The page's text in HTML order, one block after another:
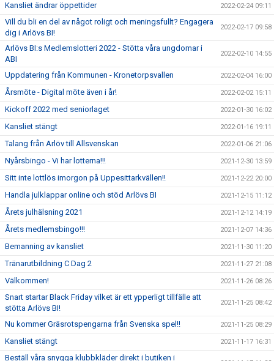
Kansliet ändrar öppettider 2022-02-24 09:11
Vill du bli en del av något roligt och meningsfullt? Engagera
dig i Arlövs BI!
2022-02-17 09:58
Arlövs BI:s Medlemslotteri 2022 - Stötta våra ungdomar i
ABI
2022-02-10 14:55
Uppdatering från Kommunen - Kronetorpsvallen 2022-02-04 16:00
Årsmöte - Digital möte även i år! 2022-02-02 15:11
Kickoff 2022 med seniorlaget 2022-01-30 16:02
Kansliet stängt 2022-01-16 19:11
Talang från Arlöv till Allsvenskan 2022-01-06 21:06
Nyårsbingo - Vi har lotterna!!! 2021-12-30 13:59
Sitt inte lottlös imorgon på Uppesittarkvällen!! 2021-12-22 20:00
Handla julklappar online och stöd Arlövs BI 2021-12-15 11:12
Årets julhälsning 2021 2021-12-12 14:19
Årets medlemsbingo!!! 2021-12-07 14:36
Bemanning av kansliet 2021-11-30 11:20
Tränarutbildning C Dag 2 2021-11-27 21:08
Välkommen! 2021-11-26 08:26
Snart startar Black Friday vilket är ett ypperligt tillfälle att
stötta Arlövs BI!
2021-11-25 08:42
Nu kommer Gräsrotspengarna från Svenska spel!! 2021-11-25 08:29
Kansliet stängt 2021-11-17 16:31
Beställ våra snygga klubbkläder direkt i butiken i